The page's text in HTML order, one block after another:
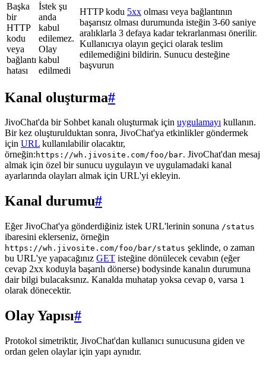
Başka
bir
HTTP
kodu
veya
bağlantı
hatası
İstek şu
anda
kabul
edilemez.
Olay
kabul
edilmedi
HTTP kodu 5xx olması veya bağlantının
başarısız olması durumunda isteğin 3-60 saniye
aralıklarla 3 defaya kadar tekrarlanması önerilir.
Kullanıcıya olayın geçici olarak teslim
edilemediğini bildirin. Sunucu desteğine
başvurun
Kanal oluşturma#
JivoChat'da bir Sohbet kanalı oluşturmak için uygulamayı kullanın.
Bir kez oluşturulduktan sonra, JivoChat'ya etkinlikler göndermek
için URL kullanılabilir olacaktır,
örneğin: https://wh.jivosite.com/foo/bar. JivoChat'dan mesaj
almak için özel bir sunucu uygulayın ve uygulamadaki kanal
ayarlarında olayları almak için URL'yi ekleyin.
Kanal durumu#
Eğer JivoChat'ya gönderdiğiniz istek URL'lerinin sonuna /status
ibaresini eklerseniz, örneğin
https://wh.jivosite.com/foo/bar/status şeklinde, o zaman
bu URL'ye yapacağınız GET isteğine dönülecek cevabın (eğer
cevap 2xx koduyla başarılı dönerse) bodysinde kanalın durumuna
dair bilgi bulacaksınız. Kanalda muhatap yoksa cevap 0, varsa 1
olarak dönecektir.
Olay Yapısı#
Protokol simetriktir, JivoChat'dan kullanıcı sunucusuna giden ve
ordan gelen olaylar için yapı aynıdır.